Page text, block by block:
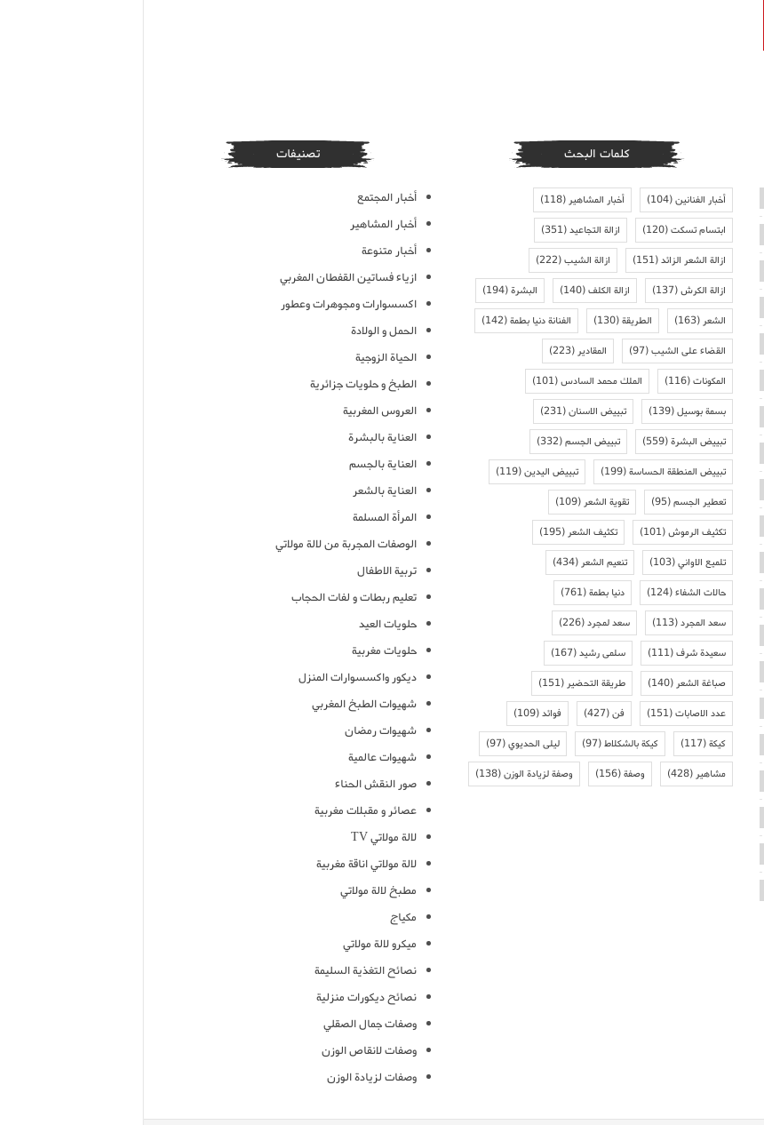
كلمات البحث
أخبار الفنانين(104) أخبار المشاهير(118)
ابتسام تسكت(120) ازالة التجاعيد(351)
ازالة الشعر الزائد(151) ازالة الشيب(222)
ازالة الكرش(137) ازالة الكلف(140) البشرة(194)
الشعر(163) الطريقة(130) الفنانة دنيا بطمة(142)
القضاء على الشيب(97) المقادير(223)
المكونات(116) الملك محمد السادس(101)
بسمة بوسيل(139) تبييض الاسنان(231)
تبييض البشرة(559) تبييض الجسم(332)
تبييض المنطقة الحساسة(199) تبييض اليدين(119)
تعطير الجسم(95) تقوية الشعر(109)
تكثيف الرموش(101) تكثيف الشعر(195)
تلميع الاواني(103) تنعيم الشعر(434)
حالات الشفاء(124) دنيا بطمة(761)
سعد المجرد(113) سعد لمجرد(226)
سعيدة شرف(111) سلمى رشيد(167)
صباغة الشعر(140) طريقة التحضير(151)
عدد الاصابات(151) فن(427) فوائد(109)
كيكة(117) كيكة بالشكلاط(97) ليلى الحديوي(97)
مشاهير(428) وصفة(156) وصفة لزيادة الوزن(138)
تصنيفات
أخبار المجتمع
أخبار المشاهير
أخبار متنوعة
ازياء فساتين القفطان المغربي
اكسسوارات ومجوهرات وعطور
الحمل و الولادة
الحياة الزوجية
الطبخ و حلويات جزائرية
العروس المغربية
العناية بالبشرة
العناية بالجسم
العناية بالشعر
المرأة المسلمة
الوصفات المجربة من لالة مولاتي
تربية الاطفال
تعليم ربطات و لفات الحجاب
حلويات العيد
حلويات مغربية
ديكور واكسسوارات المنزل
شهيوات الطبخ المغربي
شهيوات رمضان
شهيوات عالمية
صور النقش الحناء
عصائر و مقبلات مغربية
لالة مولاتي TV
لالة مولاتي اناقة مغربية
مطبخ لالة مولاتي
مكياج
ميكرو لالة مولاتي
نصائح التغذية السليمة
نصائح ديكورات منزلية
وصفات جمال الصقلي
وصفات لانقاص الوزن
وصفات لزيادة الوزن